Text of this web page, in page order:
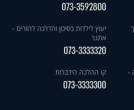
073-3592800
יעוץ לילדות בסיכון והדרכה להורים -
אתגר
073-3333320
-
קו ההלכה הידברות
073-3333300